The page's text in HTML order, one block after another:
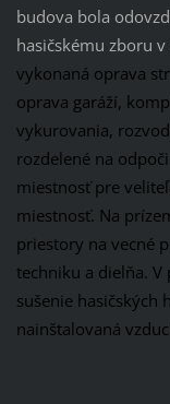
budova bola
hasičskému zboru
vykonaná oprava
oprava garáží,
vykurovania,
rozdelené na
miestnosť pre
miestnosť. Na
priestory na vecné
techniku a dielňa. V
sušenie hasičských
nainštalovaná